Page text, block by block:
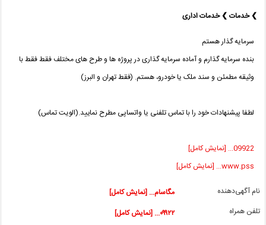
❯ خدمات ❯ خدمات اداری
سرمایه گذار هستم
بنده سرمایه گذارم و آماده سرمایه گذاری در پروژه ها و طرح های مختلف فقط فقط با
وثیقه مطمئن و سند ملک یا خودرو، هستم. (فقط تهران و البرز)
لطفا پیشنهادات خود را با تماس تلفنی یا واتساپی مطرح نمایید.(الویت تماس)
09922... [نمایش کامل]
www.pss... [نمایش کامل]
نام آگهی‌دهنده
مگاسام... [نمایش کامل]
تلفن همراه
۰۹۹۲۲... [نمایش کامل]